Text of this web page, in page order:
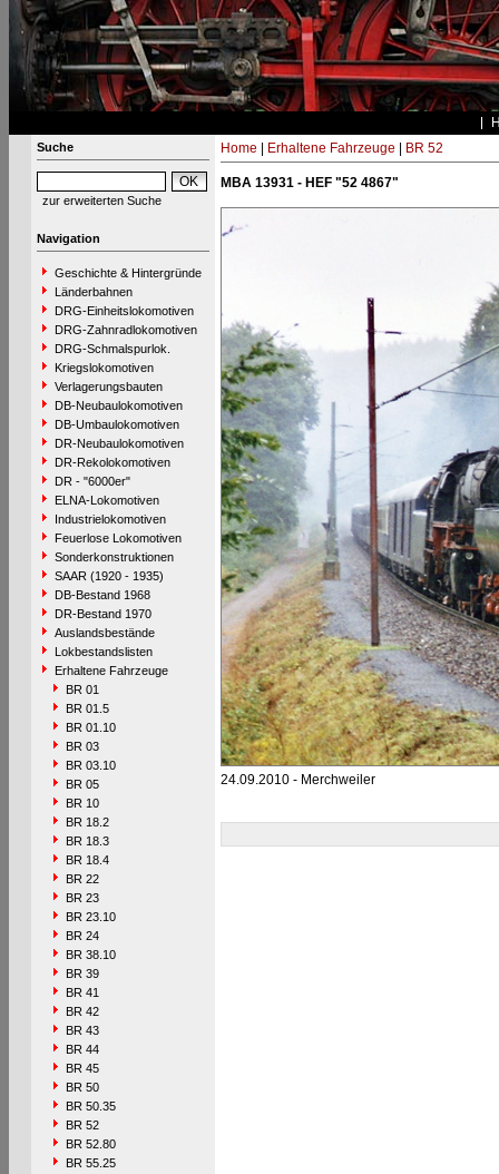
Suche
zur erweiterten Suche
Navigation
Geschichte & Hintergründe
Länderbahnen
DRG-Einheitslokomotiven
DRG-Zahnradlokomotiven
DRG-Schmalspurlok.
Kriegslokomotiven
Verlagerungsbauten
DB-Neubaulokomotiven
DB-Umbaulokomotiven
DR-Neubaulokomotiven
DR-Rekolokomotiven
DR - "6000er"
ELNA-Lokomotiven
Industrielokomotiven
Feuerlose Lokomotiven
Sonderkonstruktionen
SAAR (1920 - 1935)
DB-Bestand 1968
DR-Bestand 1970
Auslandsbestände
Lokbestandslisten
Erhaltene Fahrzeuge
BR 01
BR 01.5
BR 01.10
BR 03
BR 03.10
BR 05
BR 10
BR 18.2
BR 18.3
BR 18.4
BR 22
BR 23
BR 23.10
BR 24
BR 38.10
BR 39
BR 41
BR 42
BR 43
BR 44
BR 45
BR 50
BR 50.35
BR 52
BR 52.80
BR 55.25
Home Erhaltene Fahrzeuge BR 52
MBA 13931 - HEF "52 4867"
24.09.2010 - Merchweiler